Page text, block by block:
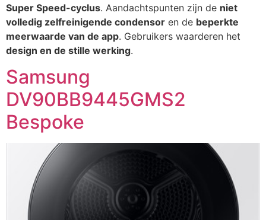
Super Speed-cyclus. Aandachtspunten zijn de niet
volledig zelfreinigende condensor en de beperkte
meerwaarde van de app. Gebruikers waarderen het
design en de stille werking.
Samsung
DV90BB9445GMS2
Bespoke